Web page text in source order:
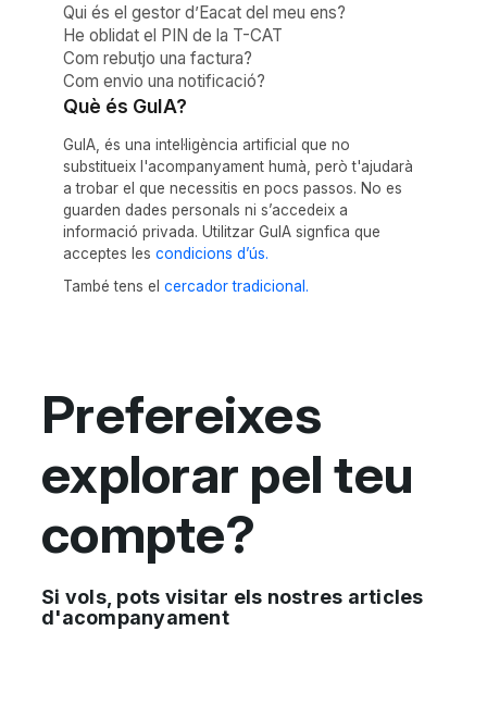
Què és GuIA?
GuIA, és una intel·ligència artificial que no
substitueix l'acompanyament humà, però t'ajudarà
a trobar el que necessitis en pocs passos. No es
guarden dades personals ni s’accedeix a
informació privada. Utilitzar GuIA signfica que
acceptes les condicions d’ús.
També tens el cercador tradicional.
Qui és el gestor d’Eacat del meu ens?
He oblidat el PIN de la T-CAT
Com rebutjo una factura?
Com envio una notificació?
Prefereixes
explorar pel teu
compte?
Si vols, pots visitar els nostres articles
d'acompanyament